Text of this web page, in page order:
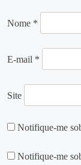
Nome *
E-mail *
Site
Notifique-me
Notifique-me